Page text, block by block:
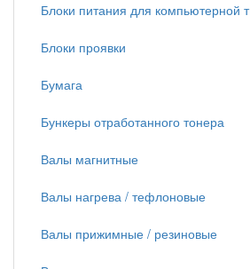
Блоки питания для компьютерной т
Блоки проявки
Бумага
Бункеры отработанного тонера
Валы магнитные
Валы нагрева / тефлоновые
Валы прижимные / резиновые